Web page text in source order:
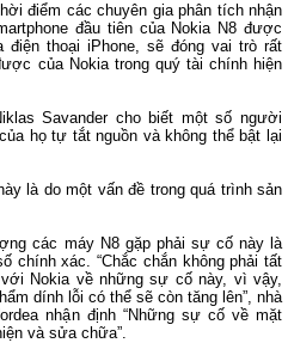
điểm các chuyên gia phân tích nhận
đầu tiên của Nokia N8 được
thoại iPhone, sẽ đóng vai trò rất
của Nokia trong quý tài chính hiện
Savander cho biết một số người
họ tự tắt nguồn và không thể bật lại
là do một vấn đề trong quá trình sản
các máy N8 gặp phải sự cố này là
chính xác. “Chắc chắn không phải tất
Nokia về những sự cố này, vì vậy,
dính lỗi có thể sẽ còn tăng lên”, nhà
nhận định “Những sự cố về mặt
và sửa chữa”.